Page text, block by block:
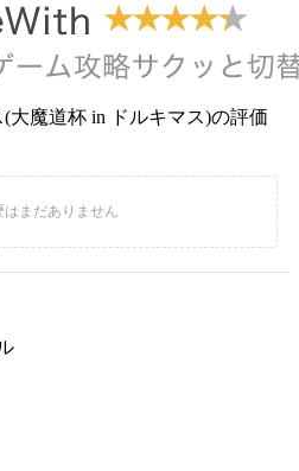
(大魔道杯 in ドルキマス)の評価